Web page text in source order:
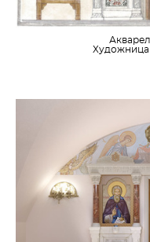
Художница